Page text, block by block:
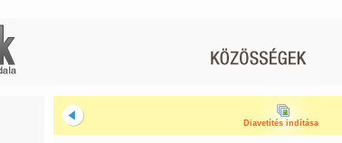
Diavetítés indítása